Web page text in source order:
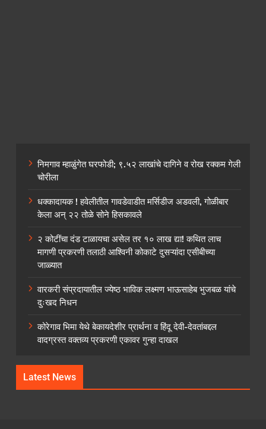
निमगाव म्हाळुंगेत घरफोडी; ९.५२ लाखांचे दागिने व रोख रक्कम गेली
चोरीला
धक्कादायक ! हवेलीतील गावडेवाडीत मर्सिडीज अडवली, गोळीबार
केला अन् २२ तोळे सोने हिसकावले
२ कोटींचा दंड टाळायचा असेल तर १० लाख द्या! कथित लाच
मागणी प्रकरणी तलाठी आश्विनी कोकाटे दुसऱ्यांदा एसीबीच्या
जाळ्यात
वारकरी संप्रदायातील ज्येष्ठ भाविक लक्ष्मण भाऊसाहेब भुजबळ यांचे
दुःखद निधन
कोरेगाव भिमा येथे बेकायदेशीर प्रार्थना व हिंदू देवी-देवतांबद्दल
वादग्रस्त वक्तव्य प्रकरणी एकावर गुन्हा दाखल
Latest News